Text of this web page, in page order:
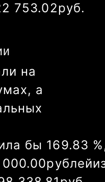
000 000.00
на
а
бы 195.83%